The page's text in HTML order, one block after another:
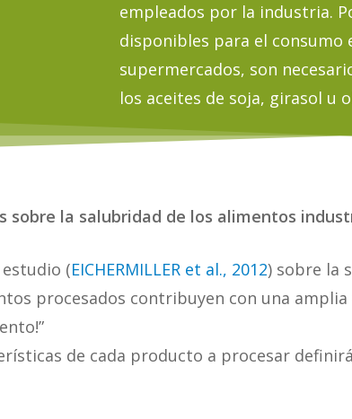
empleados por la industria.
disponibles para el consumo
supermercados, son
los aceites de soja, girasol u
sobre la salubridad de los alimentos
(EICHERMILLER et al., 2012) sobre la
procesados contribuyen con una
de cada producto a procesar